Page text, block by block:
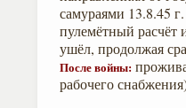
самураями 13.8.45
пулемётный расчёт
ушёл, продолжая
После войны:
рабочего